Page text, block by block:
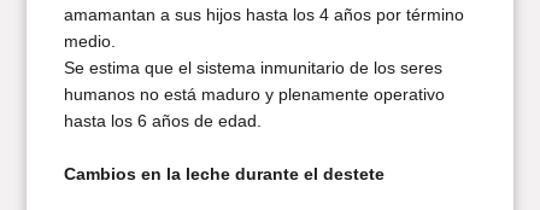
amamantan a sus hijos hasta los 4 años por término
medio.
Se estima que el sistema inmunitario de los seres
humanos no está maduro y plenamente operativo
hasta los 6 años de edad.
Cambios en la leche durante el destete